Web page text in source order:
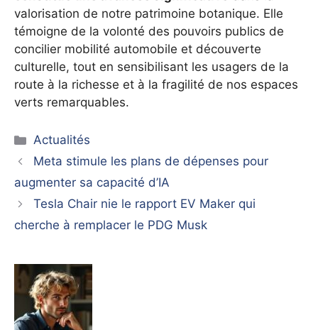
valorisation de notre patrimoine botanique. Elle
témoigne de la volonté des pouvoirs publics de
concilier mobilité automobile et découverte
culturelle, tout en sensibilisant les usagers de la
route à la richesse et à la fragilité de nos espaces
verts remarquables.
Catégories
Actualités
Meta stimule les plans de dépenses pour
augmenter sa capacité d’IA
Tesla Chair nie le rapport EV Maker qui
cherche à remplacer le PDG Musk